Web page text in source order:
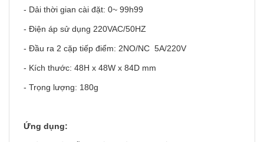
- Dải thời gian cài đặt: 0~ 99h99
- Điện áp sử dụng 220VAC/50HZ
- Đầu ra 2 cặp tiếp điểm: 2NO/NC 5A/220V
- Kích thước: 48H x 48W x 84D mm
- Trọng lượng: 180g
Ứng dụng: